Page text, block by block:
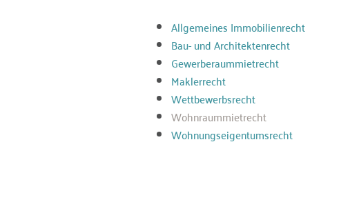
Allgemeines Immobilienrecht
Bau- und Architektenrecht
Gewerberaummietrecht
Maklerrecht
Wettbewerbsrecht
Wohnraummietrecht
Wohnungseigentumsrecht